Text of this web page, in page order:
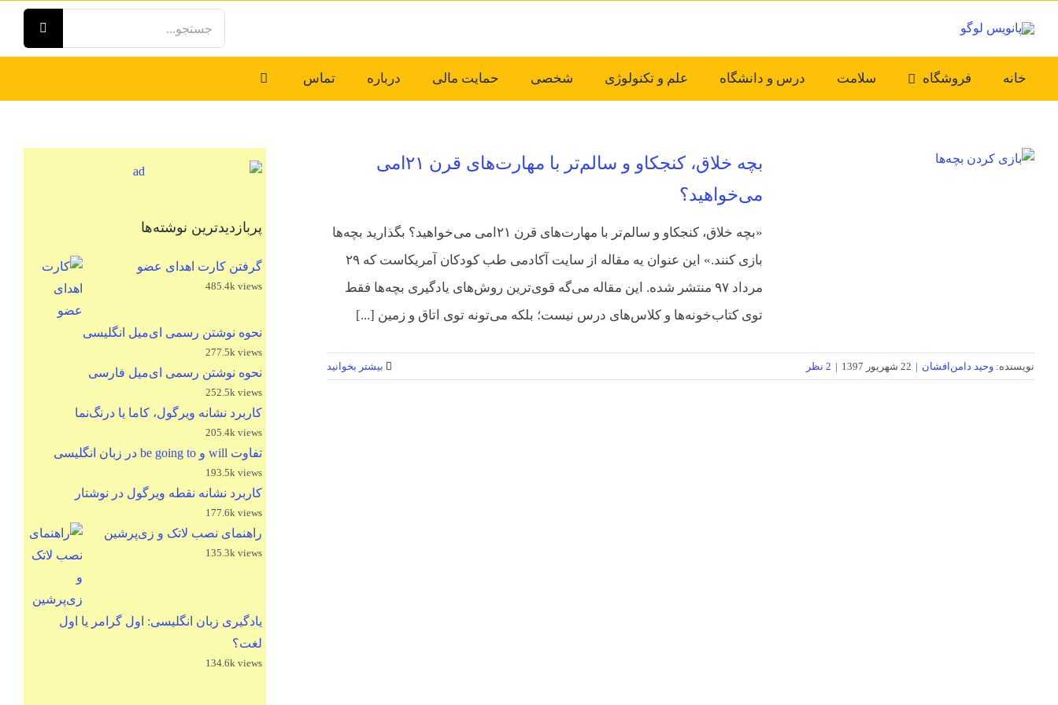
content
خانه فروشگاه سلامت درس و دانشگاه علم و تکنولوژی شخصی حمایت مالی درباره تماس
بچه خلاق، کنجکاو و سالم‌تر با مهارت‌های قرن ۲۱امی
می‌خواهید؟
«بچه خلاق، کنجکاو و سالم‌تر با مهارت‌های قرن ۲۱امی می‌خواهید؟ بگذارید بچه‌ها
بازی کنند.» این عنوان یه مقاله از سایت آکادمی طب کودکان آمریکاست که ۲۹
مرداد ۹۷ منتشر شده. این مقاله می‌گه قوی‌ترین روش‌های یادگیری بچه‌ها فقط
توی کتاب‌خونه‌ها و کلاس‌های درس نیست؛ بلکه می‌تونه توی اتاق و زمین [...]
نویسنده: وحید دامن‌افشان | 22 شهریور 1397 | 2 نظر بیشتر بخوانید
پربازدیدترین نوشته‌ها
گرفتن کارت اهدای عضو
485.4k views
نحوه نوشتن رسمی ای‌میل انگلیسی
277.5k views
نحوه نوشتن رسمی ای‌میل فارسی
252.5k views
کاربرد نشانه ویرگول، کاما یا درنگ‌نما
205.4k views
تفاوت will و be going to در زبان انگلیسی
193.5k views
کاربرد نشانه نقطه ویرگول در نوشتار
177.6k views
راهنمای نصب لاتک و زی‌پرشین
135.3k views
یادگیری زبان انگلیسی: اول گرامر یا اول
لغت؟
134.6k views